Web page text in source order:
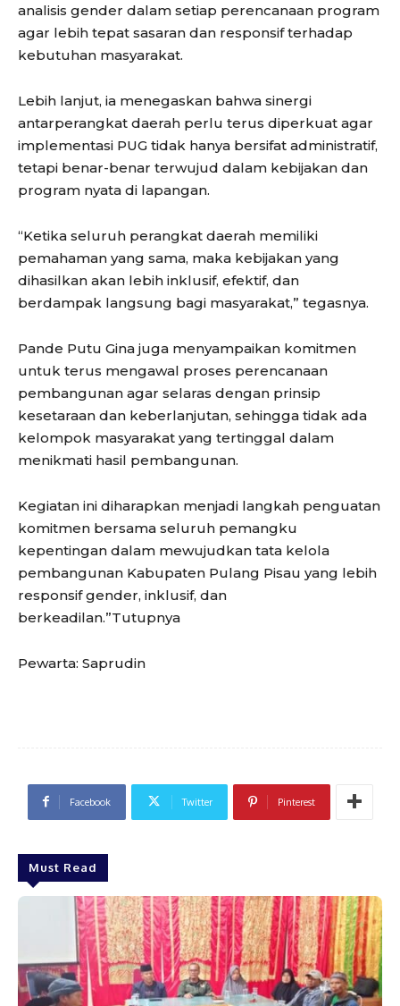
analisis gender dalam setiap perencanaan program
agar lebih tepat sasaran dan responsif terhadap
kebutuhan masyarakat.
Lebih lanjut, ia menegaskan bahwa sinergi
antarperangkat daerah perlu terus diperkuat agar
implementasi PUG tidak hanya bersifat administratif,
tetapi benar-benar terwujud dalam kebijakan dan
program nyata di lapangan.
“Ketika seluruh perangkat daerah memiliki
pemahaman yang sama, maka kebijakan yang
dihasilkan akan lebih inklusif, efektif, dan
berdampak langsung bagi masyarakat,” tegasnya.
Pande Putu Gina juga menyampaikan komitmen
untuk terus mengawal proses perencanaan
pembangunan agar selaras dengan prinsip
kesetaraan dan keberlanjutan, sehingga tidak ada
kelompok masyarakat yang tertinggal dalam
menikmati hasil pembangunan.
Kegiatan ini diharapkan menjadi langkah penguatan
komitmen bersama seluruh pemangku
kepentingan dalam mewujudkan tata kelola
pembangunan Kabupaten Pulang Pisau yang lebih
responsif gender, inklusif, dan
berkeadilan.”Tutupnya
Pewarta: Saprudin
Facebook Twitter Pinterest
Must Read